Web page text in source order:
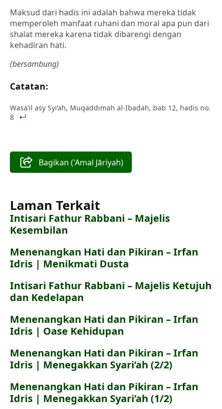
Maksud dari hadis ini adalah bahwa mereka tidak
memperoleh manfaat ruhani dan moral apa pun dari
shalat mereka karena tidak dibarengi dengan
kehadiran hati.
(bersambung)
Catatan:
Wasa’il asy Syi’ah, Muqaddimah al-Ibadah, bab 12, hadis no.
8
Bagikan ('Amal Jāriyah)
Laman Terkait
Intisari Fathur Rabbani – Majelis
Kesembilan
Menenangkan Hati dan Pikiran – Irfan
Idris | Menikmati Dusta
Intisari Fathur Rabbani – Majelis Ketujuh
dan Kedelapan
Menenangkan Hati dan Pikiran – Irfan
Idris | Oase Kehidupan
Menenangkan Hati dan Pikiran – Irfan
Idris | Menegakkan Syari’ah (2/2)
Menenangkan Hati dan Pikiran – Irfan
Idris | Menegakkan Syari’ah (1/2)